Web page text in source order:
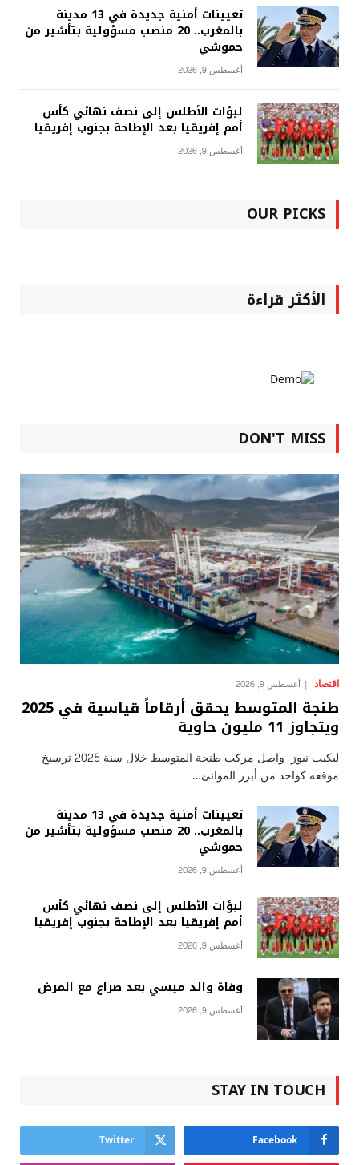
تعيينات أمنية جديدة في 13 مدينة
بالمغرب.. 20 منصب مسؤولية بتأشير من
حموشي
أغسطس 9, 2026
لبؤات الأطلس إلى نصف نهائي كأس
أمم إفريقيا بعد الإطاحة بجنوب إفريقيا
أغسطس 9, 2026
OUR PICKS
الأكثر قراءة
DON'T MISS
اقتصاد أغسطس 9, 2026
طنجة المتوسط يحقق أرقاماً قياسية في 2025
ويتجاوز 11 مليون حاوية
ليكيب نيوز واصل مركب طنجة المتوسط خلال سنة 2025 ترسيخ
موقعه كواحد من أبرز الموانئ…
تعيينات أمنية جديدة في 13 مدينة
بالمغرب.. 20 منصب مسؤولية بتأشير من
حموشي
أغسطس 9, 2026
لبؤات الأطلس إلى نصف نهائي كأس
أمم إفريقيا بعد الإطاحة بجنوب إفريقيا
أغسطس 9, 2026
وفاة والد ميسي بعد صراع مع المرض
أغسطس 9, 2026
STAY IN TOUCH
Facebook
Twitter